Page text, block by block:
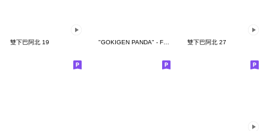
雙下巴阿北 19 "GOKIGEN PANDA" - Feeling / global 雙下巴阿北 27